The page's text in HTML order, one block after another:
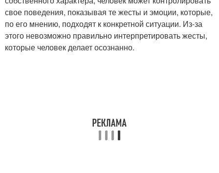
свое поведения, показывая те жесты и эмоции, которые,
по его мнению, подходят к конкретной ситуации. Из-за
этого невозможно правильно интерпретировать жесты,
которые человек делает осознанно.